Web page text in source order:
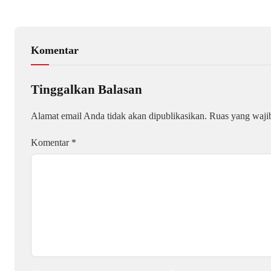
Komentar
Tinggalkan Balasan
Alamat email Anda tidak akan dipublikasikan. Ruas yang
Komentar *